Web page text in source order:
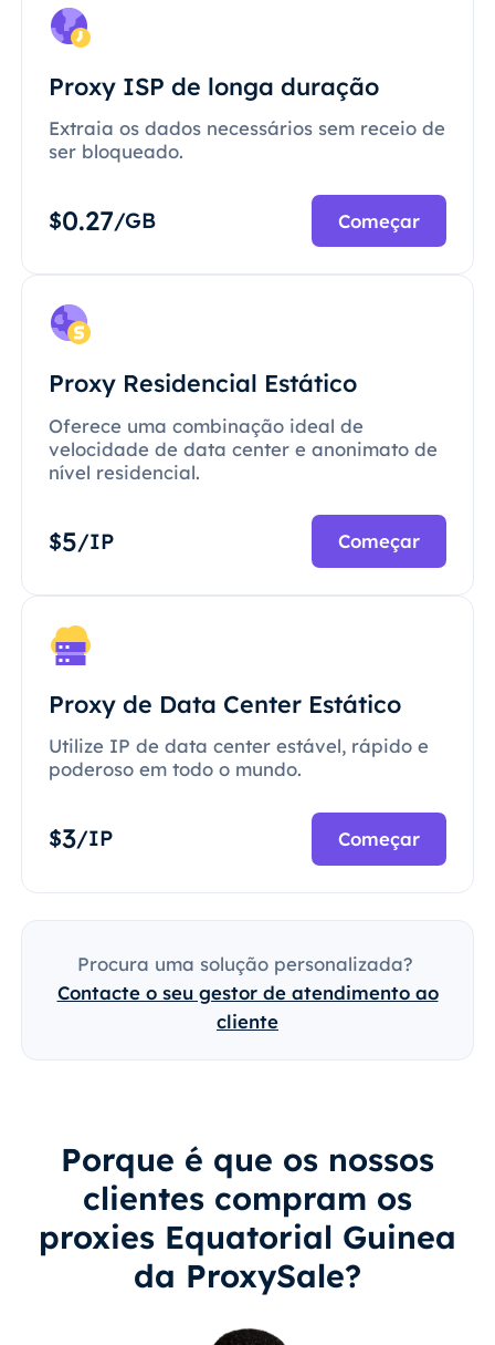
Proxy ISP de longa duração
Extraia os dados necessários sem receio de
ser bloqueado.
$0.27/GB Começar
Proxy Residencial Estático
Oferece uma combinação ideal de
velocidade de data center e anonimato de
nível residencial.
$5/IP Começar
Proxy de Data Center Estático
Utilize IP de data center estável, rápido e
poderoso em todo o mundo.
$3/IP Começar
Procura uma solução personalizada?
Contacte o seu gestor de atendimento ao
cliente
Porque é que os nossos
clientes compram os
proxies Equatorial Guinea
da ProxySale?